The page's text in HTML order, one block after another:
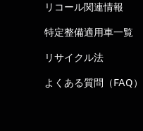
リコール関連情報
特定整備適用車一覧
リサイクル法
よくある質問（FAQ）